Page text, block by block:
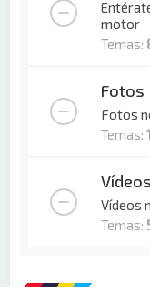
motor
Temas:
Fotos
Fotos
Temas:
Vídeos
Vídeos
Temas: